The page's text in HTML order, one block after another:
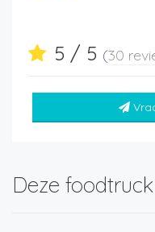
5 / 5 (30
Deze